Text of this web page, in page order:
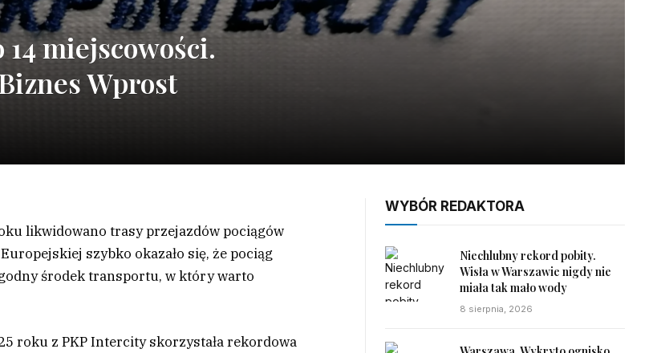
miejscowości.
Wprost
likwidowano trasy przejazdów pociągów
szybko okazało się, że pociąg
środek transportu, w który warto
roku z PKP Intercity skorzystała rekordowa
WYBÓR REDAKTORA
Niechlubny rekord pobity.
Wisła w Warszawie nigdy nie
miała tak mało wody
8 sierpnia, 2026